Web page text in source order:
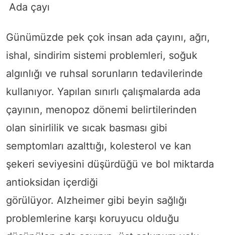
Ada çayı
Günümüzde pek çok insan ada çayını, ağrı,
ishal, sindirim sistemi problemleri, soğuk
algınlığı ve ruhsal sorunların tedavilerinde
kullanıyor. Yapılan sınırlı çalışmalarda ada
çayının, menopoz dönemi belirtilerinden
olan sinirlilik ve sıcak basması gibi
semptomları azalttığı, kolesterol ve kan
şekeri seviyesini düşürdüğü ve bol miktarda
antioksidan içerdiği
görülüyor. Alzheimer gibi beyin sağlığı
problemlerine karşı koruyucu olduğu